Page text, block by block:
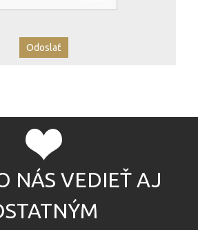
NÁS VEDIEŤ AJ